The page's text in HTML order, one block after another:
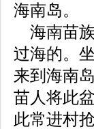
海南岛。
海南苗族
过海的。
来到海南
苗人将此
此常进村